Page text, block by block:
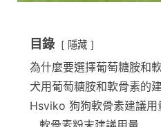
目錄 隱藏
為什麼要選擇葡萄糖胺和
犬用葡萄糖胺和軟骨素的
Hsviko 狗狗軟骨素建議用